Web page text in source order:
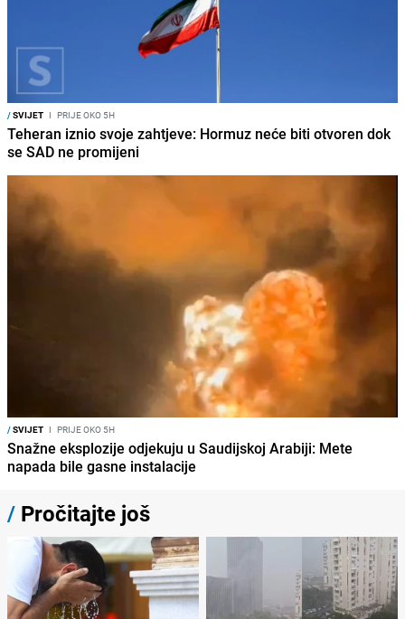
/SVIJET I PRIJE OKO 5H
Teheran iznio svoje zahtjeve: Hormuz neće biti otvoren dok
se SAD ne promijeni
/SVIJET I PRIJE OKO 5H
Snažne eksplozije odjekuju u Saudijskoj Arabiji: Mete
napada bile gasne instalacije
/ Pročitajte još